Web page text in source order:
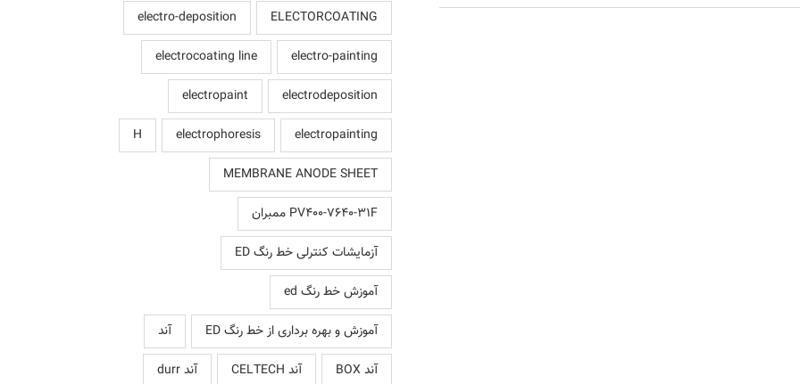
ELECTORCOATING
electro-deposition
electro-painting
electrocoating line
electrodeposition
electropaint
electropainting
electrophoresis
H
MEMBRANE ANODE SHEET
PV400-7640-31F ممبران
آزمایشات کنترلی خط رنگ ED
آموزش خط رنگ ed
آموزش و بهره برداری از خط رنگ ED
آند
آند BOX
آند CELTECH
آند durr